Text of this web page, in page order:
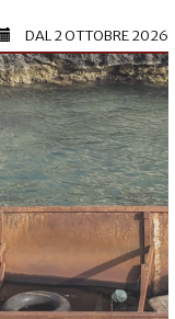
DAL2 OTTOBRE 2026